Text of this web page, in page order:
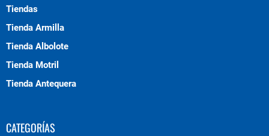
Tiendas
Tienda Armilla
Tienda Albolote
Tienda Motril
Tienda Antequera
CATEGORÍAS